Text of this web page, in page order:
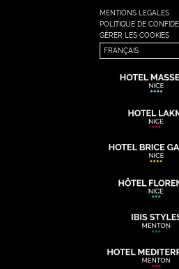
MENTIONS LEGALES
POLITIQUE DE
GÉRER LES COOKIES
FRANÇAIS
FRANÇAIS
ENGLISH